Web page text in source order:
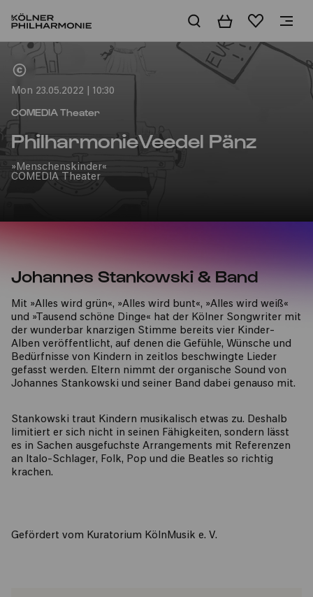
BasketWishlist
Home
Mon 23.05.2022 | 10:30
COMEDIA Theater
PhilharmonieVeedel Pänz
»Menschenskinder«
COMEDIA Theater
Johannes Stankowski & Band
Mit »Alles wird grün«, »Alles wird bunt«, »Alles wird weiß«
und »Tausend schöne Dinge« hat der Kölner Songwriter mit
der wunderbar knarzigen Stimme bereits vier Kinder-
Alben veröffentlicht, auf denen die Gefühle, Wünsche und
Bedürfnisse von Kindern in zeitlos beschwingte Lieder
gefasst werden. Eltern nimmt der organische Sound von
Johannes Stankowski und seiner Band dabei genauso mit.
Stankowski traut Kindern musikalisch etwas zu. Deshalb
limitiert er sich nicht in seinen Fähigkeiten, sondern lässt
es in Sachen ausgefuchste Arrangements mit Referenzen
an Italo-Schlager, Folk, Pop und die Beatles so richtig
krachen.
Gefördert vom Kuratorium KölnMusik e. V.